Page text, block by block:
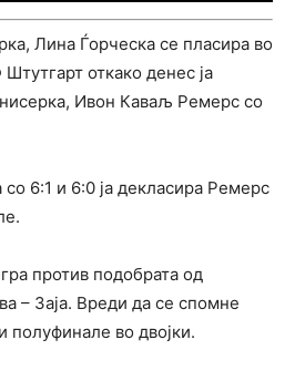
Лина Ѓорческа се пласира во
откако денес ја
Ивон Каваљ Ремерс со
со 6:1 и 6:0 ја декласира Ремерс
против подобрата од
– Заја. Вреди да се спомне
полуфинале во двојки.